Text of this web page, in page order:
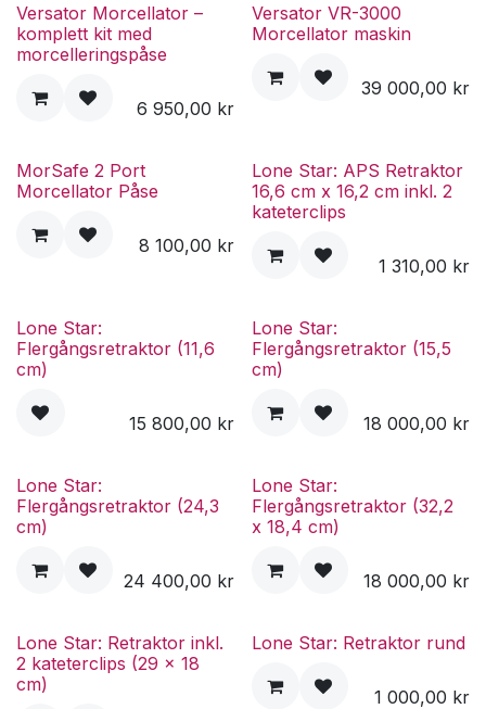
Versator Morcellator –
komplett kit med
morcelleringspåse
6 950,00 kr
Versator VR-3000
Morcellator maskin
39 000,00 kr
MorSafe 2 Port
Morcellator Påse
8 100,00 kr
Lone Star: APS Retraktor
16,6 cm x 16,2 cm inkl. 2
kateterclips
1 310,00 kr
Lone Star:
Flergångsretraktor (11,6
cm)
15 800,00 kr
Lone Star:
Flergångsretraktor (15,5
cm)
18 000,00 kr
Lone Star:
Flergångsretraktor (24,3
cm)
24 400,00 kr
Lone Star:
Flergångsretraktor (32,2
x 18,4 cm)
18 000,00 kr
Lone Star: Retraktor inkl.
2 kateterclips (29 x 18
cm)
Lone Star: Retraktor rund
1 000,00 kr